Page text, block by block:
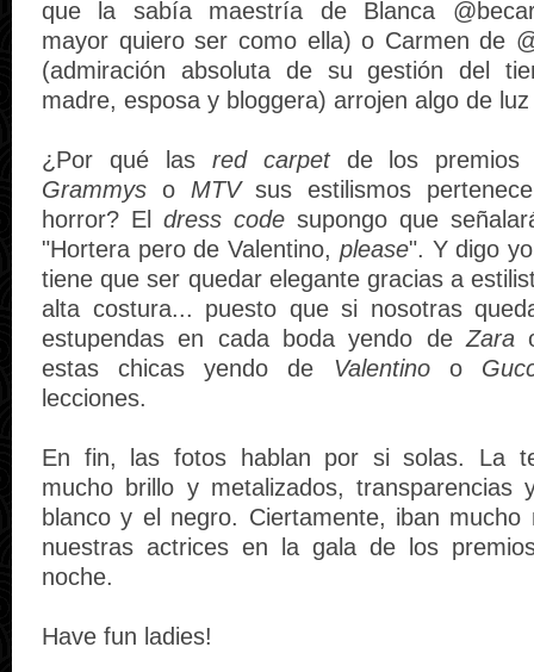
que la sabía maestría de Blanca
mayor quiero ser como ella) o Carmen de
(admiración absoluta de su gestión del
madre, esposa y bloggera) arrojen algo de
¿Por qué lasred carpetde los premios
Grammys o MTVsus estilismos
horror? El dress code supongo que
"Hortera pero de Valentino, please". Y digo
tiene que ser quedar elegante gracias a
alta costura... puesto que si nosotras
estupendas en cada boda yendo de Zara
estas chicas yendo de Valentino o
lecciones.
En fin, las fotos hablan por si solas. La
mucho brillo y metalizados, transparencias
blanco y el negro. Ciertamente, iban mucho
nuestras actrices en la gala de los
noche.
Have fun ladies!